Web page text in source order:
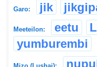
Garo: jik
Meeteilon: eetu
yumburembi